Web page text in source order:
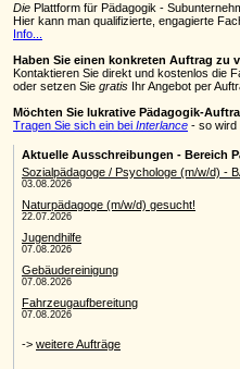
Die Plattform für Pädagogik -
Hier kann man qualifizierte, engagierte
Info...
Haben Sie einen konkreten Auftrag zu
Kontaktieren Sie direkt und kostenlos die
oder setzen Sie gratis Ihr Angebot per
Möchten Sie lukrative Pädagogik-
Tragen Sie sich ein bei Interlance - so wird